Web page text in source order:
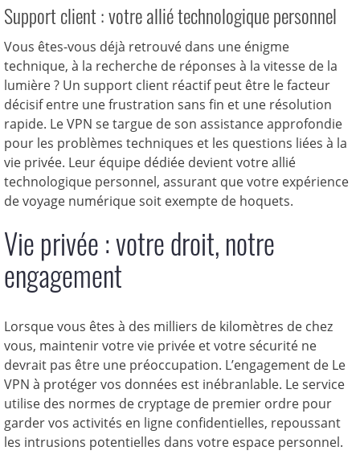
Support client : votre allié technologique personnel
Vous êtes-vous déjà retrouvé dans une énigme
technique, à la recherche de réponses à la vitesse de la
lumière ? Un support client réactif peut être le facteur
décisif entre une frustration sans fin et une résolution
rapide. Le VPN se targue de son assistance approfondie
pour les problèmes techniques et les questions liées à la
vie privée. Leur équipe dédiée devient votre allié
technologique personnel, assurant que votre expérience
de voyage numérique soit exempte de hoquets.
Vie privée : votre droit, notre
engagement
Lorsque vous êtes à des milliers de kilomètres de chez
vous, maintenir votre vie privée et votre sécurité ne
devrait pas être une préoccupation. L’engagement de Le
VPN à protéger vos données est inébranlable. Le service
utilise des normes de cryptage de premier ordre pour
garder vos activités en ligne confidentielles, repoussant
les intrusions potentielles dans votre espace personnel.